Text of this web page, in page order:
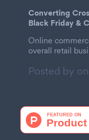
Converting
Black Friday &
Online
overall retail
Posted by on